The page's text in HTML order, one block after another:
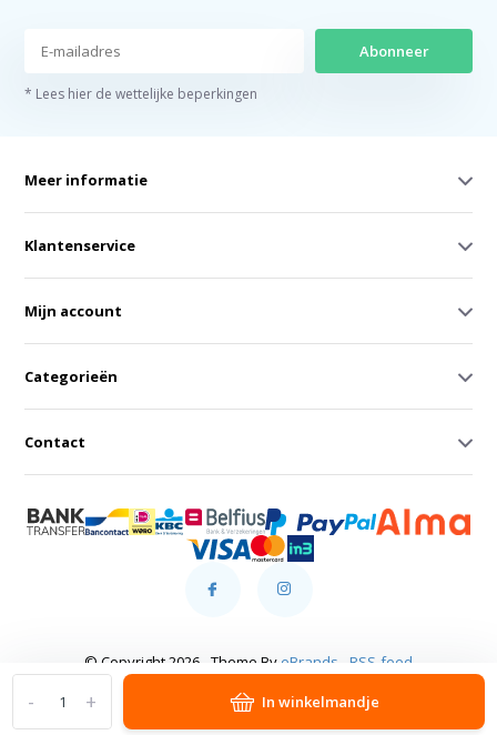
+
- In winkelmandje
Abonneer
* Lees hier de wettelijke beperkingen
Meer informatie
Klantenservice
Mijn account
Categorieën
Contact
© Copyright 2026 - Theme By eBrands RSS-feed